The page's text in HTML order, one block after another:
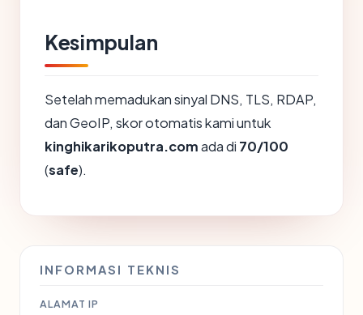
Kesimpulan
Setelah memadukan sinyal DNS, TLS, RDAP,
dan GeoIP, skor otomatis kami untuk
kinghikarikoputra.comada di 70/100
(safe).
INFORMASI TEKNIS
ALAMAT IP